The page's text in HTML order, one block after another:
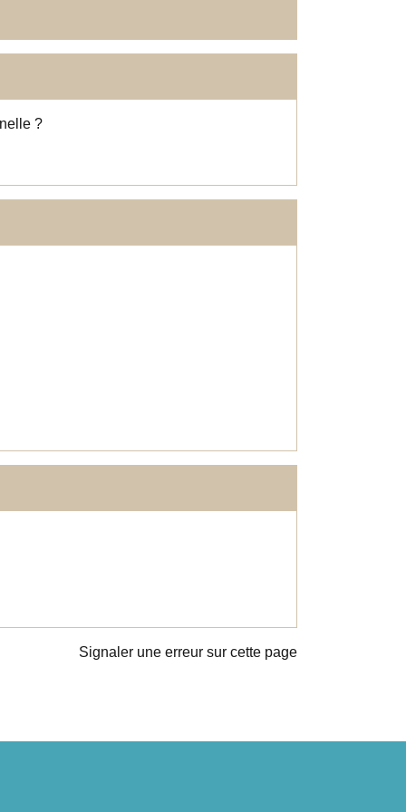
?
Signaler une erreur sur cette page